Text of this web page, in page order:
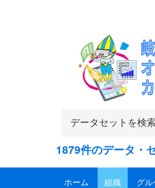
1879件のデータ・
ホーム 組織 グ